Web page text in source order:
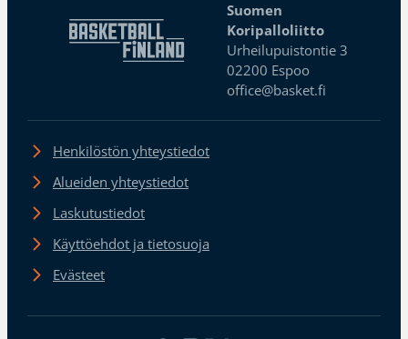
Suomen
Koripalloliitto
Urheilupuistontie 3
02200 Espoo
office@basket.fi
Henkilöstön yhteystiedot
Alueiden yhteystiedot
Laskutustiedot
Käyttöehdot ja tietosuoja
Evästeet